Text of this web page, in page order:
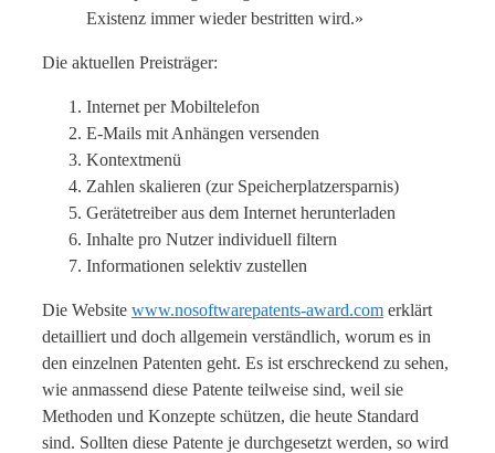
Existenz immer wieder bestritten wird.»
Die aktuellen Preisträger:
Internet per Mobiltelefon
E-Mails mit Anhängen versenden
Kontextmenü
Zahlen skalieren (zur Speicherplatzersparnis)
Gerätetreiber aus dem Internet herunterladen
Inhalte pro Nutzer individuell filtern
Informationen selektiv zustellen
Die Website www.nosoftwarepatents-award.com erklärt
detailliert und doch allgemein verständlich, worum es in
den einzelnen Patenten geht. Es ist erschreckend zu sehen,
wie anmassend diese Patente teilweise sind, weil sie
Methoden und Konzepte schützen, die heute Standard
sind. Sollten diese Patente je durchgesetzt werden, so wird